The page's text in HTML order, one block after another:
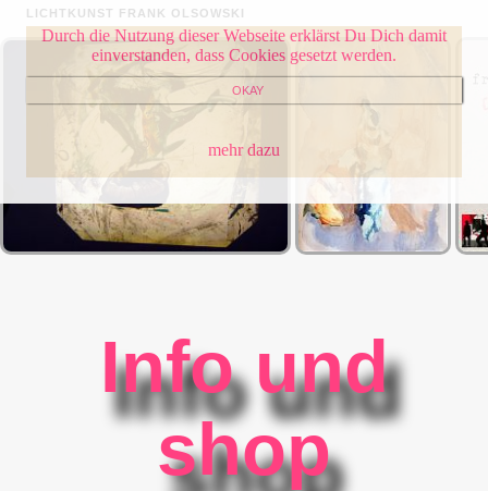
Durch die Nutzung dieser Webseite erklärst Du Dich damit
einverstanden, dass Cookies gesetzt werden.
OKAY
mehr dazu
LICHTKUNST FRANK OLSOWSKI
Info und
shop